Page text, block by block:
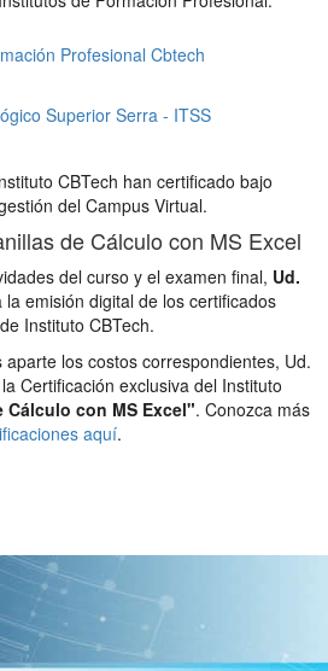
Profesional Cbtech
Superior Serra - ITSS
CBTech han certificado bajo
del Campus Virtual.
de Cálculo con MS Excel
del curso y el examen final, Ud.
la emisión digital de los certificados
Instituto CBTech.
los costos correspondientes, Ud.
Certificación exclusiva del Instituto
Cálculo con MS Excel". Conozca más
aquí.